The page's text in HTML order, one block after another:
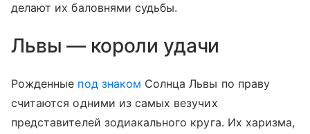
делают их баловнями судьбы.
Львы — короли удачи
Рожденные под знаком Солнца Львы по праву
считаются одними из самых везучих
представителей зодиакального круга. Их харизма,